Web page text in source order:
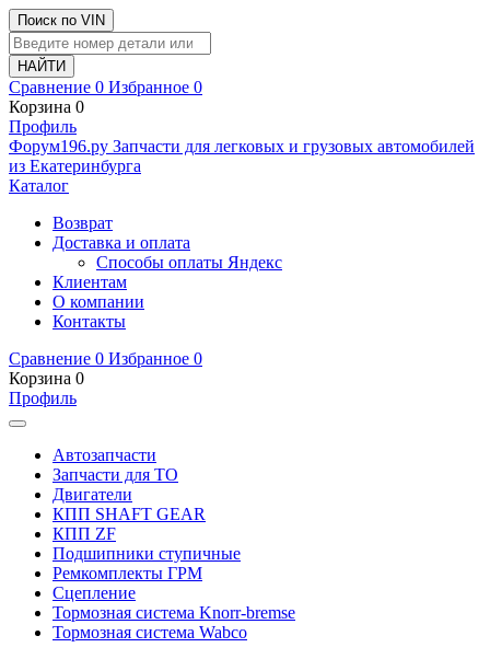
Поиск по VIN
Сравнение 0 Избранное 0
Корзина 0
Профиль
Фoрум196.ру Запчасти для легковых и грузовых автомобилей
из Екатеринбурга
Каталог
Возврат
Доставка и оплата
Способы оплаты Яндекс
Клиентам
О компании
Контакты
Сравнение 0 Избранное 0
Корзина 0
Профиль
Автозапчасти
Запчасти для ТО
Двигатели
КПП SHAFT GEAR
КПП ZF
Подшипники ступичные
Ремкомплекты ГРМ
Сцепление
Тормозная система Knorr-bremse
Тормозная система Wabco